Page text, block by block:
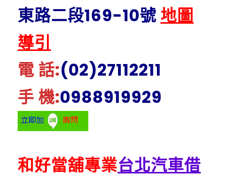
東路二段169-10號 地圖
導引
電 話:(02)27112211
手 機:0988919929
和好當舖專業台北汽車借